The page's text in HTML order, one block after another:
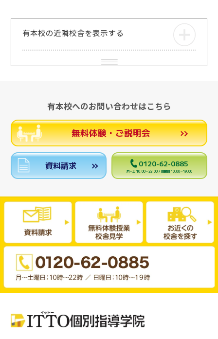
有本校の近隣校舎を表示する
有本校へのお問い合わせはこちら
無料体験・ご説明会
資料請求 0120-62-0885
月～土 10:00～22:00 / 日曜日 10:00～19:00